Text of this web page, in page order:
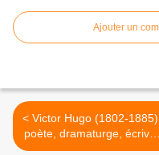
Ajouter un
< Victor Hugo (1802-1885) -
poète, dramaturge, écrivain
- Nuits d'hiver